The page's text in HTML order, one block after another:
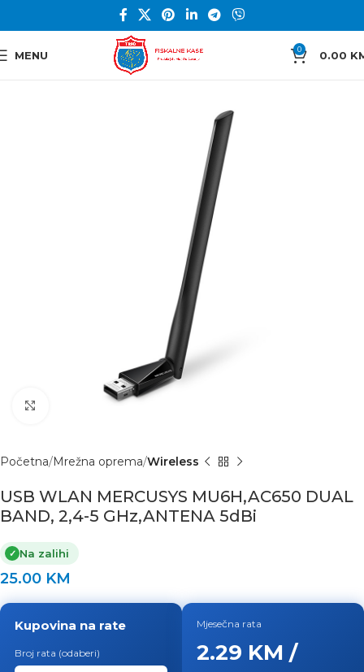
MENU 0 0.00
Click to enlarge
Početna Mrežna oprema Wireless
USB WLAN MERCUSYS MU6H,AC650 DUAL
BAND, 2,4-5 GHz,ANTENA 5dBi
✓ Na zalihi
25.00 KM
Kupovina na rate
Broj rata (odaberi)
Mjesečna rata
2.29 KM /